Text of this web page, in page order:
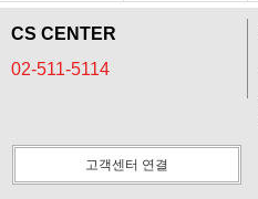
CS CENTER
02-511-5114
고객센터 연결